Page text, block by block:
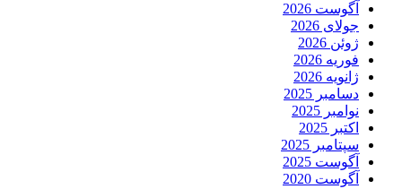
آگوست 2026
جولای 2026
ژوئن 2026
فوریه 2026
ژانویه 2026
دسامبر 2025
نوامبر 2025
اکتبر 2025
سپتامبر 2025
آگوست 2025
آگوست 2020